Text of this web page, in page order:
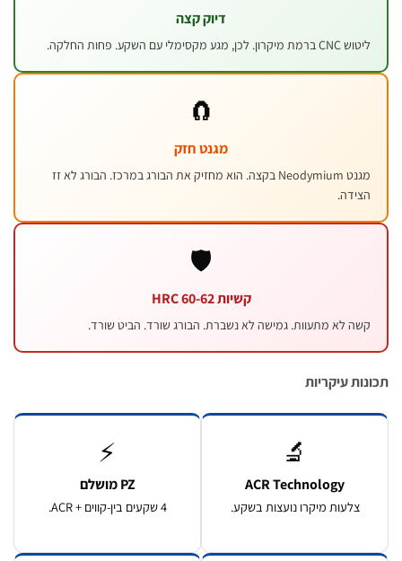
דיוק קצה
מגנט חזק
מגנט Neodymium בקצה. הוא מחזיק את הבורג במרכז. הבורג לא זז
קשיות 60-62 HRC
לא מתעוות. גמישה לא נשברת. הבורג שורד. הביט שורד.
עיקריות
ACR Technology
צלעות מיקרו נועצות בשקע.